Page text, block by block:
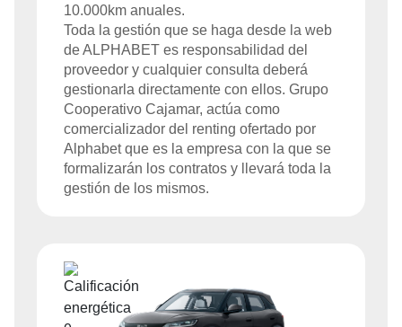
10.000km anuales.
Toda la gestión que se haga desde la web
deALPHABET es responsabilidad del
proveedor y cualquier consulta deberá
gestionarla directamente con ellos. Grupo
Cooperativo Cajamar, actúa como
comercializador del renting ofertado por
Alphabet que es la empresa con la que se
formalizarán los contratos y llevará toda la
gestión de los mismos.